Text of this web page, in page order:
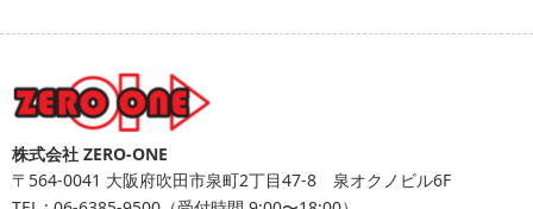
株式会社 ZERO-ONE
〒564-0041 大阪府吹田市泉町2丁目47-8 泉オクノビル6F